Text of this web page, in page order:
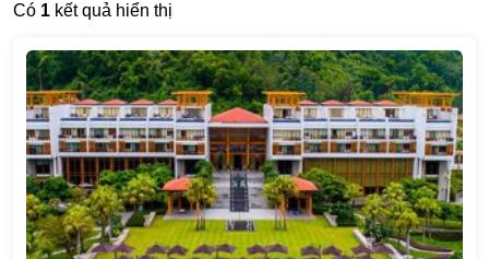
Có 1 kết quả hiển thị